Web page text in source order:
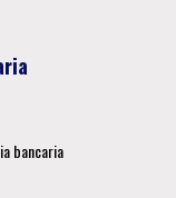
bancaria